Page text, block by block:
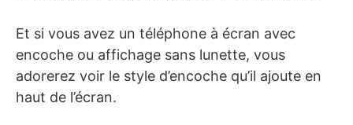
Et si vous avez un téléphone à écran avec
encoche ou affichage sans lunette, vous
adorerez voir le style d’encoche qu’il ajoute en
haut de l’écran.